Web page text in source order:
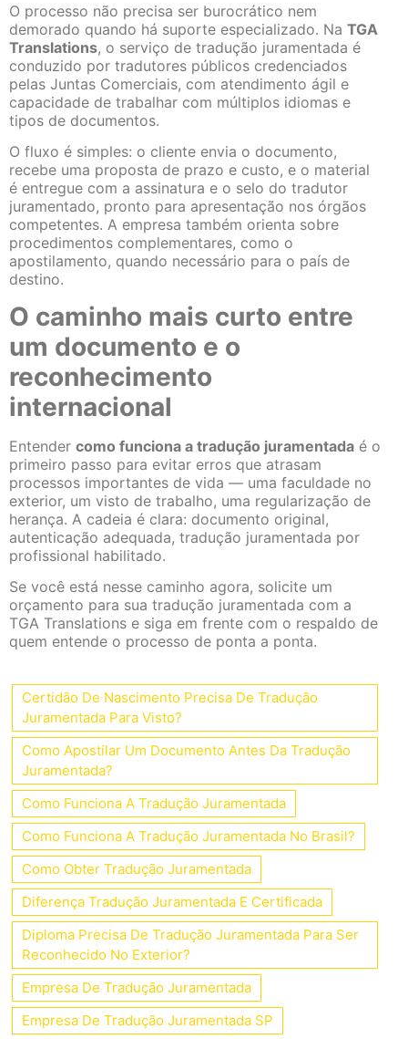
O processo não precisa ser burocrático nem
demorado quando há suporte especializado. Na TGA
Translations, o serviço de tradução juramentada é
conduzido por tradutores públicos credenciados
pelas Juntas Comerciais, com atendimento ágil e
capacidade de trabalhar com múltiplos idiomas e
tipos de documentos.
O fluxo é simples: o cliente envia o documento,
recebe uma proposta de prazo e custo, e o material
é entregue com a assinatura e o selo do tradutor
juramentado, pronto para apresentação nos órgãos
competentes. A empresa também orienta sobre
procedimentos complementares, como o
apostilamento, quando necessário para o país de
destino.
O caminho mais curto entre
um documento e o
reconhecimento
internacional
Entender como funciona a tradução juramentada é o
primeiro passo para evitar erros que atrasam
processos importantes de vida — uma faculdade no
exterior, um visto de trabalho, uma regularização de
herança. A cadeia é clara: documento original,
autenticação adequada, tradução juramentada por
profissional habilitado.
Se você está nesse caminho agora, solicite um
orçamento para sua tradução juramentada com a
TGA Translations e siga em frente com o respaldo de
quem entende o processo de ponta a ponta.
Certidão De Nascimento Precisa De Tradução
Juramentada Para Visto?
Como Apostilar Um Documento Antes Da Tradução
Juramentada?
Como Funciona A Tradução Juramentada
Como Funciona A Tradução Juramentada No Brasil?
Como Obter Tradução Juramentada
Diferença Tradução Juramentada E Certificada
Diploma Precisa De Tradução Juramentada Para Ser
Reconhecido No Exterior?
Empresa De Tradução Juramentada
Empresa De Tradução Juramentada SP